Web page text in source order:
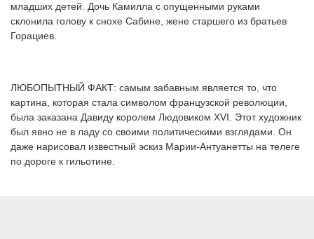
младших детей. Дочь Камилла с опущенными руками
склонила голову к снохе Сабине, жене старшего из братьев
Горациев.
ЛЮБОПЫТНЫЙ ФАКТ: самым забавным является то, что
картина, которая стала символом французской революции,
была заказана Давиду королем Людовиком XVI. Этот художник
был явно не в ладу со своими политическими взглядами. Он
даже нарисовал известный эскиз Марии-Антуанетты на телеге
по дороге к гильотине.